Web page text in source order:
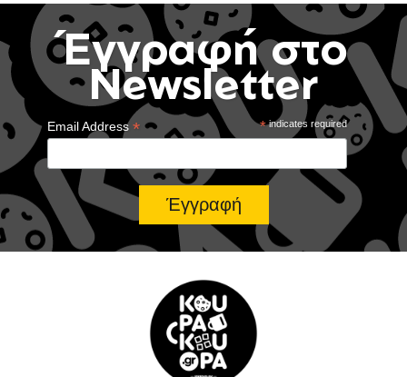
Έγγραφή στο
Newsletter
*indicates required
Email Address*